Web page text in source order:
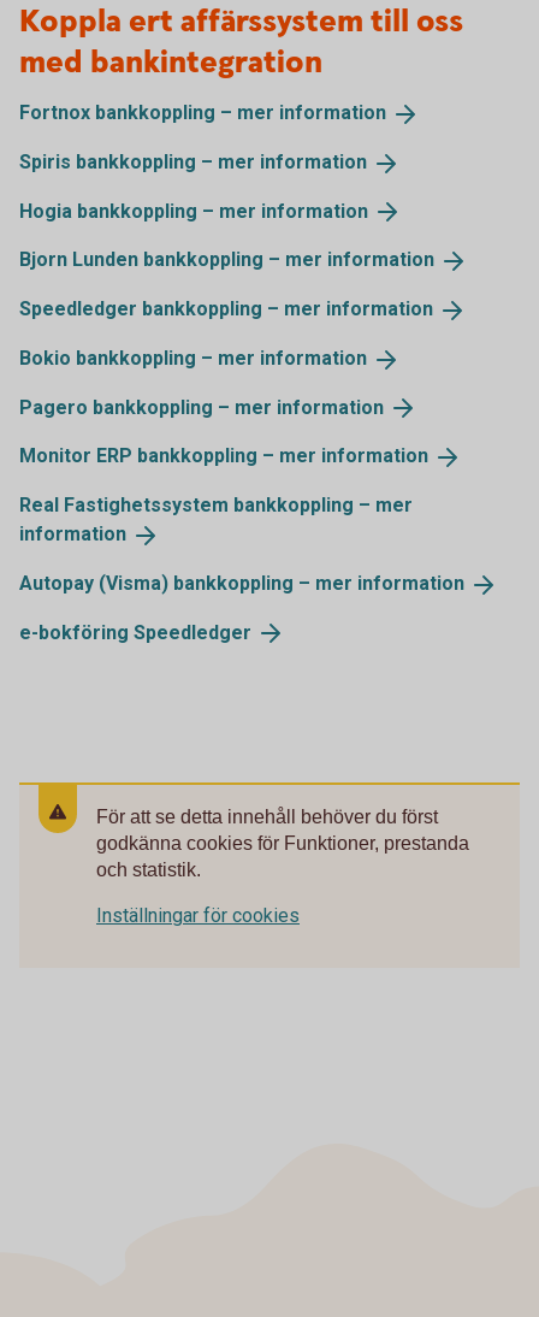
Koppla ert affärssystem till oss
med bankintegration
Fortnox bankkoppling – mer information
Spiris bankkoppling – mer information
Hogia bankkoppling – mer information
Bjorn Lunden bankkoppling – mer information
Speedledger bankkoppling – mer information
Bokio bankkoppling – mer information
Pagero bankkoppling – mer information
Monitor ERP bankkoppling – mer information
Real Fastighetssystem bankkoppling – mer
information
Autopay (Visma) bankkoppling – mer information
e-bokföring Speedledger
För att se detta innehåll behöver du först
godkänna cookies för Funktioner, prestanda
och statistik.
Inställningar för cookies